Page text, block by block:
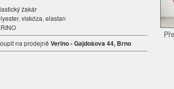
žakár
viskóza, elastan
na prodejně Verino - Gajdošova 44, Brno